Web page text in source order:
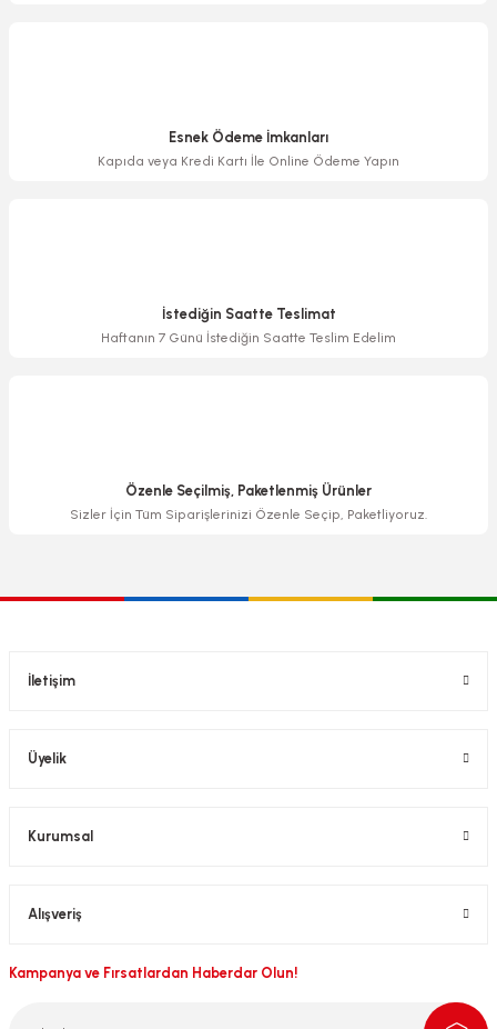
Esnek Ödeme İmkanları
Kapıda veya Kredi Kartı İle Online Ödeme Yapın
İstediğin Saatte Teslimat
Haftanın 7 Günü İstediğin Saatte Teslim Edelim
Özenle Seçilmiş, Paketlenmiş Ürünler
Sizler İçin Tüm Siparişlerinizi Özenle Seçip, Paketliyoruz.
İletişim
Üyelik
Kurumsal
Alışveriş
Kampanya ve Fırsatlardan Haberdar Olun!